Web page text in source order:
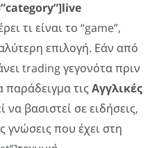
τι είναι το “game”,
επιλογή. Εάν από
trading γεγονότα πριν
παράδειγμα τιςΑγγλικές
να βασιστεί σε ειδήσεις,
γνώσεις που έχει στη